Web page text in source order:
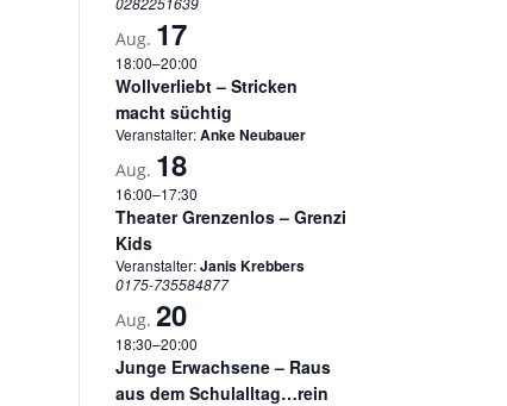
Aug. 17
18:00–20:00
Wollverliebt – Stricken
macht süchtig
Veranstalter:Anke Neubauer
Aug. 18
16:00–17:30
Theater Grenzenlos – Grenzi
Kids
Veranstalter:Janis Krebbers
0175-735584877
Aug.20
18:30–20:00
Junge Erwachsene – Raus
aus dem Schulalltag…rein